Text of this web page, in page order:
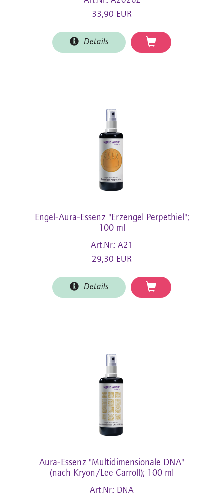
33,90 EUR
Details
Engel-Aura-Essenz "Erzengel Perpethiel";
100 ml
Art.Nr.: A21
29,30 EUR
Details
Aura-Essenz "Multidimensionale DNA"
(nach Kryon/Lee Carroll); 100 ml
Art.Nr.: DNA